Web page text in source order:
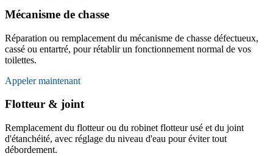
Mécanisme de chasse
Réparation ou remplacement du mécanisme de chasse défectueux,
cassé ou entartré, pour rétablir un fonctionnement normal de vos
toilettes.
Appeler maintenant
Flotteur & joint
Remplacement du flotteur ou du robinet flotteur usé et du joint
d'étanchéité, avec réglage du niveau d'eau pour éviter tout
débordement.